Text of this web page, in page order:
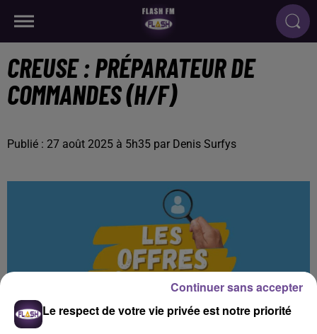
CREUSE : PRÉPARATEUR DE
COMMANDES (H/F)
Publié : 27 août 2025 à 5h35 par Denis Surfys
Le respect de votre vie privée est notre priorité
Continuer sans accepter